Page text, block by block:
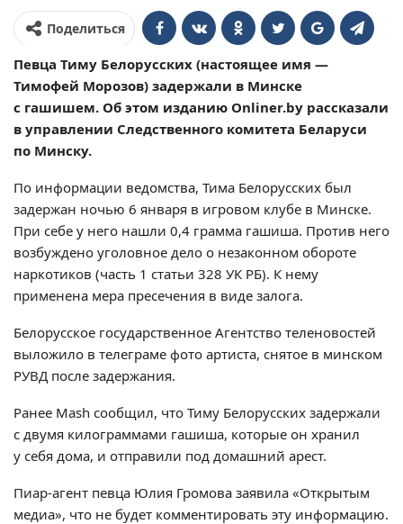
Поделиться
Певца Тиму Белорусских (настоящее имя —
Тимофей Морозов) задержали в Минске
с гашишем. Об этом изданию Onliner.by рассказали
в управлении Следственного комитета Беларуси
по Минску.
По информации ведомства, Тима Белорусских был
задержан ночью 6 января в игровом клубе в Минске.
При себе у него нашли 0,4 грамма гашиша. Против него
возбуждено уголовное дело о незаконном обороте
наркотиков (часть 1 статьи 328 УК РБ). К нему
применена мера пресечения в виде залога.
Белорусское государственное Агентство теленовостей
выложило в телеграме фото артиста, снятое в минском
РУВД после задержания.
Ранее Mash сообщил, что Тиму Белорусских задержали
с двумя килограммами гашиша, которые он хранил
у себя дома, и отправили под домашний арест.
Пиар-агент певца Юлия Громова заявила «Открытым
медиа», что не будет комментировать эту информацию.